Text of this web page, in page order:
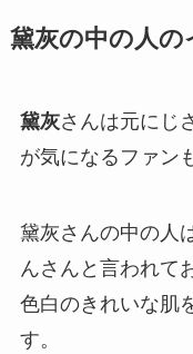
黛灰の中の人
黛灰さんは元にじ
が気になるファン
黛灰さんの中の人
んさんと言われて
色白のきれいな肌
す。